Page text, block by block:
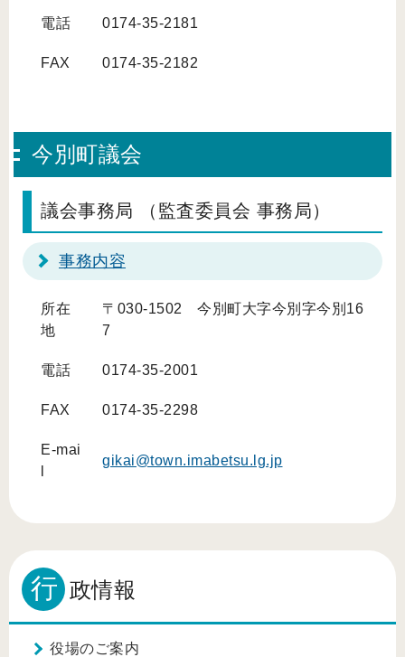
電話 0174-35-2181
FAX 0174-35-2182
今別町議会
議会事務局 （監査委員会 事務局）
事務内容
所在
地
〒030-1502 今別町大字今別字今別16
7
電話 0174-35-2001
FAX 0174-35-2298
E-mai
gikai@town.imabetsu.lg.jp
行 政情報
役場のご案内